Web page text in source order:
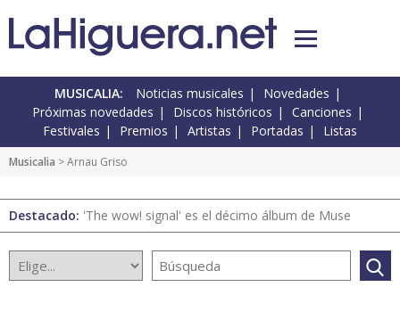
MUSICALIA: Noticias musicales
Novedades
Próximas novedades
Discos históricos
Canciones
Festivales
Premios Artistas Portadas Listas
Musicalia > Arnau Griso
Destacado: 'The wow! signal' es el décimo álbum de Muse